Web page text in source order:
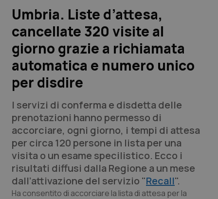
Lavoro e Professioni
Scienza e Farmaci
Studi e Analisi
Lettere al direttore
Edizioni Regionali
QS Pro
Professionisti Sanitari.AI
Abruzzo
QS Pro Gold
Umbria. Liste d’attesa,
cancellate 320 visite al
giorno grazie a richiamata
automatica e numero unico
per disdire
I servizi di conferma e disdetta delle
prenotazioni hanno permesso di
accorciare, ogni giorno, i tempi di attesa
per circa 120 persone in lista per una
visita o un esame specilistico. Ecco i
risultati diffusi dalla Regione a un mese
dall’attivazione del servizio "Recall".
Ha consentito di accorciare la lista di attesa per la